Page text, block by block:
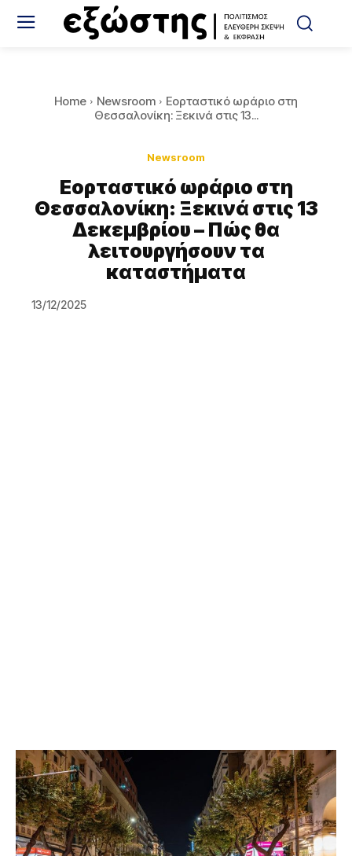
Home Newsroom
Εορταστικό ωράριο στη
Θεσσαλονίκη: Ξεκινά στις 13...
Newsroom
Εορταστικό ωράριο στη
Θεσσαλονίκη: Ξεκινά στις 13
Δεκεμβρίου – Πώς θα
λειτουργήσουν τα
καταστήματα
13/12/2025